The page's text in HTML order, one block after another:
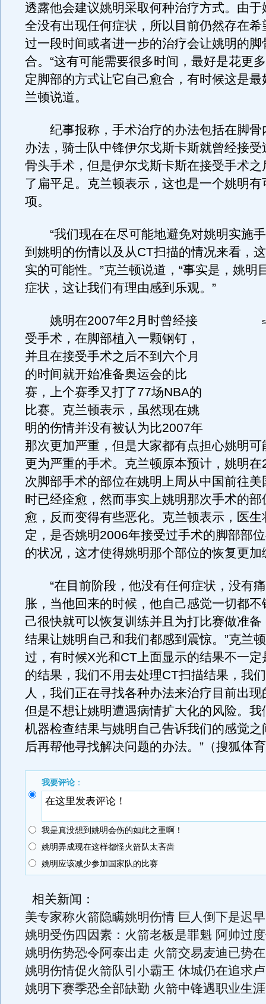
透露他会建议姚明采取何种治疗方式。由于
全没有出现任何症状，所以目前仍然存在希
过一段时间或者进一步的治疗会让姚明的脚
合。“这有可能需要很多时间，最好是花更
定脚部的方式让它自己愈合，有时候这是最
兰顿说道。
纪事报称，手术治疗的办法包括在脚骨
办法，骑士队中锋伊尔戈斯卡斯就曾经接受
骨头手术，但是伊尔戈斯卡斯在接受手术之
了扁平足。克兰顿表示，这也是一个姚明有
项。
“我们现在在尽可能地避免对姚明实施
到姚明的伤情以及从CT扫描的情况来看，
实的可能性。”克兰顿说道，“事实是，姚明
症状，这让我们有理由感到乐观。”
姚明在2007年2月时曾经接
受手术，在脚部植入一颗钢钉，
并且在接受手术之后不到六个月
的时间就开始准备奥运会的比
赛，上个赛季又打了77场NBA的
比赛。克兰顿表示，虽然现在姚
明的伤情并没有被认为比2007年
那次更加严重，但是大家都有点担心姚明可
更为严重的手术。克兰顿原本预计，姚明
次脚部手术的部位在姚明上周从中国前往美
时已经痊愈，然而事实上姚明那次手术的部
愈，反而变得有些恶化。克兰顿表示，医生
定，是否姚明2006年接受过手术的脚部部
的状况，这才使得姚明那个部位的恢复更加
“在目前阶段，他没有任何症状，没有
胀，当他回来的时候，他自己感觉一切都
己很快就可以恢复训练并且为打比赛做准备
结果让姚明自己和我们都感到震惊。”克兰
过，有时候X光和CT上面显示的结果不一定
的结果，我们不用去处理CT扫描结果，我
人，我们正在寻找各种办法来治疗目前出
但是不想让姚明遭遇病情扩大化的风险。我
机器检查结果与姚明自己告诉我们的感觉之
后再帮他寻找解决问题的办法。”（搜狐体
我要评论：
我是真没想到姚明会伤的如此之重啊！
姚明弄成现在这样都怪火箭队太吝啬
姚明应该减少参加国家队的比赛
相关新闻：
美专家称火箭隐瞒姚明伤情 巨人倒下是迟
姚明受伤四因素：火箭老板是罪魁 阿帅过
姚明伤势恐令阿泰出走 火箭交易麦迪已势
姚明伤情促火箭队引小霸王 休城仍在追求
姚明下赛季恐全部缺勤 火箭中锋遇职业生